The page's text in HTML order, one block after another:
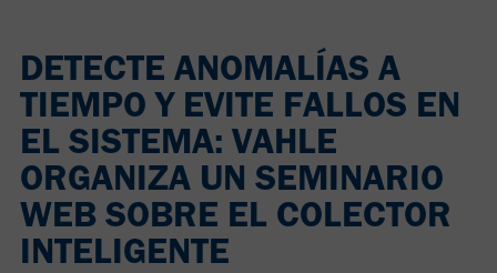
DETECTE ANOMALÍAS A
TIEMPO Y EVITE FALLOS EN
EL SISTEMA: VAHLE
ORGANIZA UN SEMINARIO
WEB SOBRE EL COLECTOR
INTELIGENTE